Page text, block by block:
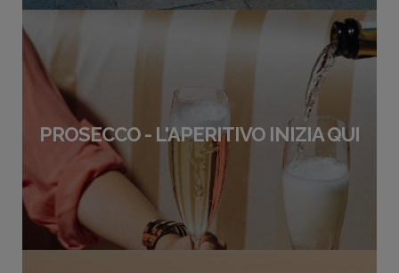
PROSECCO - L'APERITIVO INIZIA QUI